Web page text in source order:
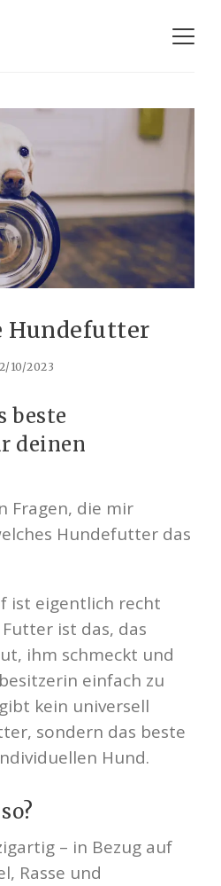
Hundefutter
10/2023
beste
deinen
Fragen, die mir
Hundefutter das
ist eigentlich recht
ist das, das
ihm schmeckt und
einfach zu
kein universell
sondern das beste
Hund.
– in Bezug auf
Rasse und